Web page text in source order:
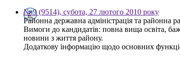
№ 9 (9514), субота, 27 лютого 2010 року
Районна державна адміністрація та районна
Вимоги до кандидатів: повна вища освіта,
новини з життя району.
Додаткову інформацію щодо основних